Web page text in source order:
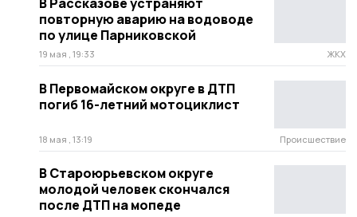
повторную аварию на водоводе
по улице Парниковской
19 мая , 19:33 ЖКХ
В Первомайском округе в ДТП
погиб 16-летний мотоциклист
18 мая , 13:19 Происшествие
В Староюрьевском округе
молодой человек скончался
после ДТП на мопеде